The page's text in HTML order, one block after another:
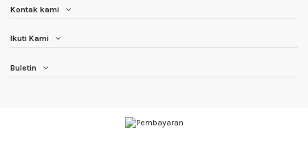
Kontak kami
Ikuti Kami
Buletin